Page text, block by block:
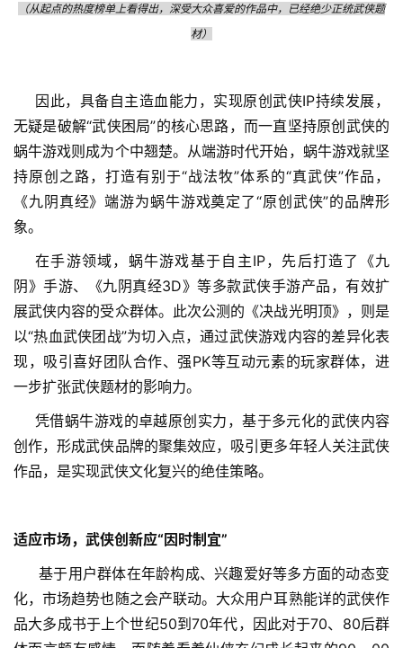
页
游
茶
原
游
戏
机
游
戏
（从起点的热度榜单上看得出，深受大众喜爱的作品中，已经绝少正统武侠题
材）
因此，具备自主造血能力，实现原创武侠IP持续发展，
无疑是破解“武侠困局”的核心思路，而一直坚持原创武侠的
蜗牛游戏则成为个中翘楚。从端游时代开始，蜗牛游戏就坚
持原创之路，打造有别于“战法牧”体系的“真武侠”作品，
《九阴真经》端游为蜗牛游戏奠定了“原创武侠”的品牌形
象。
在手游领域，蜗牛游戏基于自主IP，先后打造了《九
阴》手游、《九阴真经3D》等多款武侠手游产品，有效扩
展武侠内容的受众群体。此次公测的《决战光明顶》，则是
以“热血武侠团战”为切入点，通过武侠游戏内容的差异化表
现，吸引喜好团队合作、强PK等互动元素的玩家群体，进
一步扩张武侠题材的影响力。
凭借蜗牛游戏的卓越原创实力，基于多元化的武侠内容
创作，形成武侠品牌的聚集效应，吸引更多年轻人关注武侠
作品，是实现武侠文化复兴的绝佳策略。
适应市场，武侠创新应“因时制宜”
基于用户群体在年龄构成、兴趣爱好等多方面的动态变
化，市场趋势也随之会产联动。大众用户耳熟能详的武侠作
品大多成书于上个世纪50到70年代，因此对于70、80后群